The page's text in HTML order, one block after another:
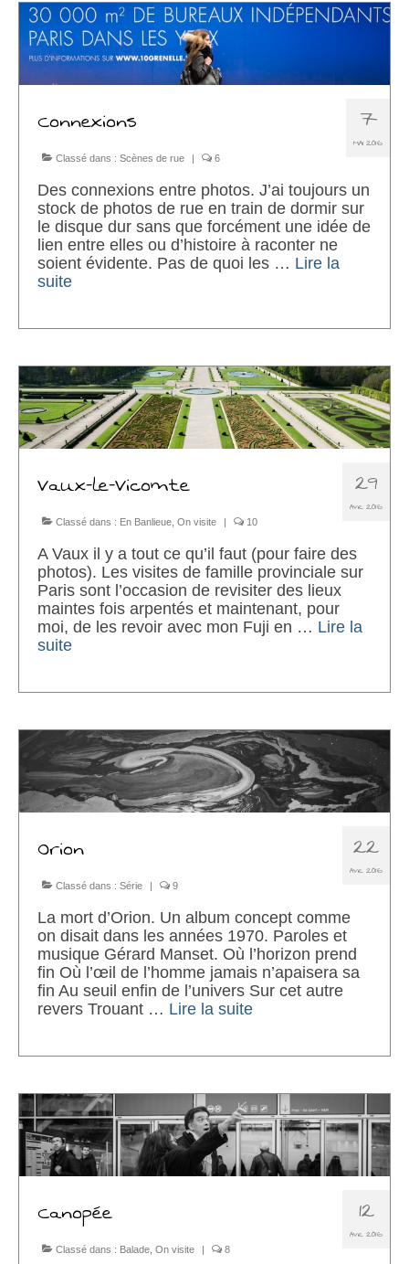
7
MAI 2016
Connexions
Classé dans : Scènes de rue | 6
Des connexions entre photos. J’ai toujours un
stock de photos de rue en train de dormir sur
le disque dur sans que forcément une idée de
lien entre elles ou d’histoire à raconter ne
soient évidente. Pas de quoi les … Lire la
suite­­
29
AVR 2016
Vaux-le-Vicomte
Classé dans : En Banlieue On visite | 10
A Vaux il y a tout ce qu’il faut (pour faire des
photos). Les visites de famille provinciale sur
Paris sont l’occasion de revisiter des lieux
maintes fois arpentés et maintenant, pour
moi, de les revoir avec mon Fuji en … Lire la
suite­­
22
AVR 2016
Orion
Classé dans : Série | 9
La mort d’Orion. Un album concept comme
on disait dans les années 1970. Paroles et
musique Gérard Manset. Où l’horizon prend
fin Où l’œil de l’homme jamais n’apaisera sa
fin Au seuil enfin de l’univers Sur cet autre
revers Trouant … Lire la suite­­
12
AVR 2016
Canopée
Classé dans : Balade On visite | 8